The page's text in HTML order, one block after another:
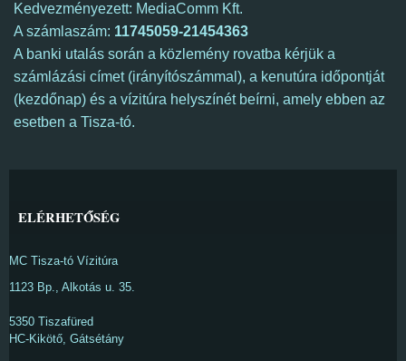
Kedvezményezett: MediaComm Kft.
A számlaszám: 11745059-21454363
A banki utalás során a közlemény rovatba kérjük a
számlázási címet (irányítószámmal), a kenutúra időpontját
(kezdőnap) és a vízitúra helyszínét beírni, amely ebben az
esetben a Tisza-tó.
ELÉRHETŐSÉG
MC Tisza-tó Vízitúra
1123 Bp., Alkotás u. 35.
5350 Tiszafüred
HC-Kikötő, Gátsétány